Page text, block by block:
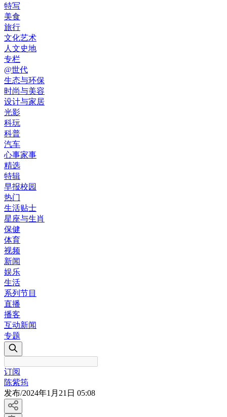
特写
美食
旅行
文化艺术
人文史地
专栏
@世代
生态与环保
时尚与美容
设计与家居
光影
科玩
科普
汽车
心事家事
精选
特辑
早报校园
热门
生活贴士
星座与生肖
保健
体育
视频
新闻
娱乐
生活
系列节目
直播
播客
互动新闻
专题
订阅
陈紫筠
发布/2024年1月21日 05:08